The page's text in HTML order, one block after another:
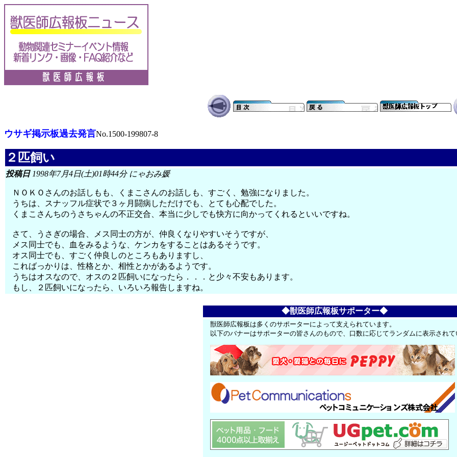
ウサギ掲示板過去発言No.1500-199807-8
２匹飼い
投稿日1998年7月4日(土)01時44分 にゃおみ媛
ＮＯＫＯさんのお話しもも、くまこさんのお話しも、すごく、勉強になりました。
うちは、スナッフル症状で３ヶ月闘病しただけでも、とても心配でした。
くまこさんちのうさちゃんの不正交合、本当に少しでも快方に向かってくれるといいですね。
さて、うさぎの場合、メス同士の方が、仲良くなりやすいそうですが、
メス同士でも、血をみるような、ケンカをすることはあるそうです。
オス同士でも、すごく仲良しのところもありますし、
こればっかりは、性格とか、相性とかがあるようです。
うちはオスなので、オスの２匹飼いになったら．．．と少々不安もあります。
もし、２匹飼いになったら、いろいろ報告しますね。
◆獣医師広報板サポーター◆
獣医師広報板は多くのサポーターによって支えられています。
以下のバナーはサポーターの皆さんのもので、口数に応じてランダムに表示され